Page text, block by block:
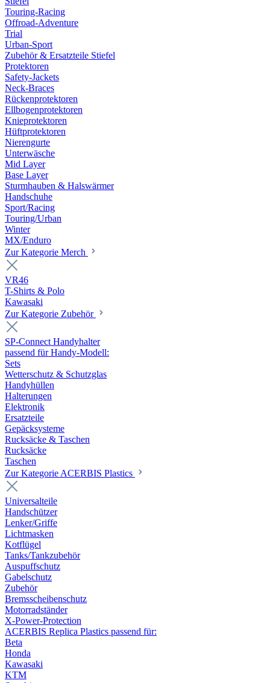
Touring-Racing
Offroad-Adventure
Trial
Urban-Sport
Zubehör & Ersatzteile Stiefel
Protektoren
Safety-Jackets
Neck-Braces
Rückenprotektoren
Ellbogenprotektoren
Knieprotektoren
Hüftprotektoren
Nierengurte
Unterwäsche
Mid Layer
Base Layer
Sturmhauben & Halswärmer
Handschuhe
Sport/Racing
Touring/Urban
Winter
MX/Enduro
Zur Kategorie Merch
VR46
T-Shirts & Polo
Kawasaki
Zur Kategorie Zubehör
SP-Connect Handyhalter
passend für Handy-Modell:
Sets
Wetterschutz & Schutzglas
Handyhüllen
Halterungen
Elektronik
Ersatzteile
Gepäcksysteme
Rucksäcke & Taschen
Rucksäcke
Taschen
Zur Kategorie ACERBIS Plastics
Universalteile
Handschützer
Lenker/Griffe
Lichtmasken
Kotflügel
Tanks/Tankzubehör
Auspuffschutz
Gabelschutz
Zubehör
Bremsscheibenschutz
Motorradständer
X-Power-Protection
ACERBIS Replica Plastics passend für:
Beta
Honda
Kawasaki
KTM